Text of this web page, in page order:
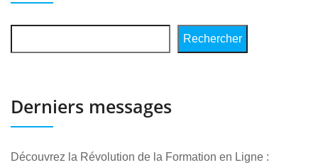
Rechercher
Derniers messages
Découvrez la Révolution de la Formation en Ligne :